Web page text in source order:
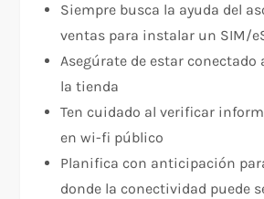
Siempre busca la ayuda del
ventas para instalar un SIM/
Asegúrate de estar conectado
la tienda
Ten cuidado al verificar
en wi-fi público
Planifica con anticipación
donde la conectividad puede